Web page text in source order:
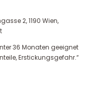
2, 1190 Wien,
36 Monaten geeignet
Erstickungsgefahr.“